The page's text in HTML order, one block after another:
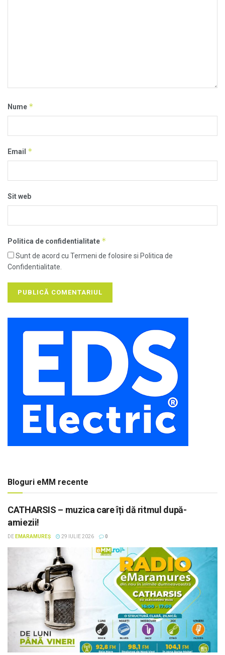
Nume *
Email *
Sit web
Politica de confidentialitate *
Sunt de acord cu Termeni de folosire si Politica de
Confidentialitate.
Bloguri eMM recente
CATHARSIS – muzica care îți dă ritmul după-
amiezii!
DE EMARAMUREȘ 29 IULIE 2026 0